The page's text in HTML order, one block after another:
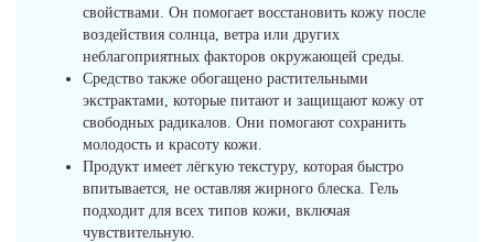
свойствами. Он помогает восстановить кожу после
воздействия солнца, ветра или других
неблагоприятных факторов окружающей среды.
Средство также обогащено растительными
экстрактами, которые питают и защищают кожу от
свободных радикалов. Они помогают сохранить
молодость и красоту кожи.
Продукт имеет лёгкую текстуру, которая быстро
впитывается, не оставляя жирного блеска. Гель
подходит для всех типов кожи, включая
чувствительную.